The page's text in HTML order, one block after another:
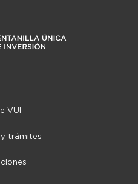
VUI
trámites